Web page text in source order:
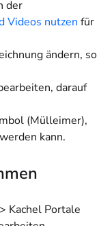
der
Videos nutzen für
ändern, so
darauf
(Mülleimer),
kann.
Kachel Portale